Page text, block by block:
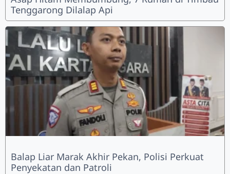
Tenggarong Dilalap Api
Balap Liar Marak Akhir Pekan, Polisi Perkuat
Penyekatan dan Patroli